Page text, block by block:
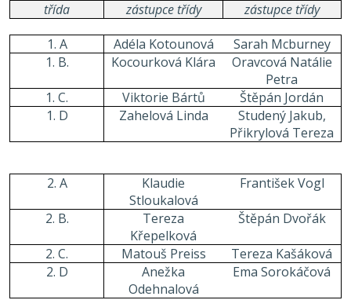
třída zástupce třídy
zástupce třídy
1. A
Adéla Kotounová
Sarah Mcburney
1. B.
Kocourková Klára
Oravcová Natálie
Petra
1. C.
Viktorie Bártů
Štěpán Jordán
1. D
Zahelová Linda
Studený Jakub,
Přikrylová Tereza
2. A
Klaudie
Stloukalová
František Vogl
2. B.
Tereza
Křepelková
Štěpán Dvořák
2. C. Matouš Preiss
Tereza Kašáková
2. D
Anežka
Odehnalová
Ema Sorokáčová